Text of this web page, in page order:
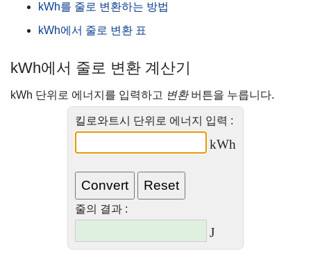
kWh를 줄로 변환하는 방법
kWh에서 줄로 변환 표
kWh에서 줄로 변환 계산기
kWh 단위로 에너지를 입력하고 변환버튼을 누릅니다.
킬로와트시 단위로 에너지 입력 :
kWh
줄의 결과 :
J